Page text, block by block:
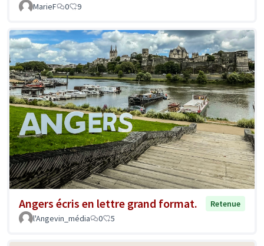
MarieF 0 9
Angers écris en lettre grand format.
Retenue
l'Angevin_média
0 5